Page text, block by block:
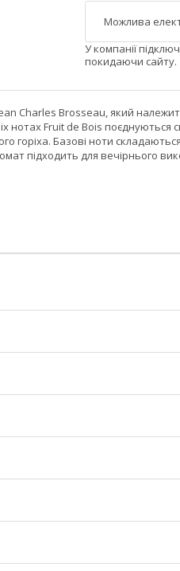
У компанії
покидаючи сайту.
Charles Brosseau, який
нотах Fruit de Bois поєднуються
горіха. Базові ноти
підходить для вечірнього